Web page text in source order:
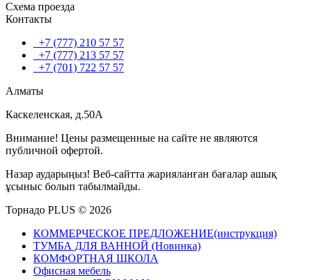
Схема проезда
Контакты
+7 (777) 210 57 57
+7 (777) 213 57 57
+7 (701) 722 57 57
Алматы
Каскеленская, д.50А
Внимание! Цены размещенные на сайте не являются
публичной офертой.
Назар аударыңыз! Веб-сайтта жарияланған бағалар ашық
ұсыныс болып табылмайды.
Торнадо PLUS © 2026
КОММЕРЧЕСКОЕ ПРЕДЛОЖЕНИЕ(инструкция)
ТУМБА ДЛЯ ВАННОЙ (Новинка)
КОМФОРТНАЯ ШКОЛА
Офисная мебель